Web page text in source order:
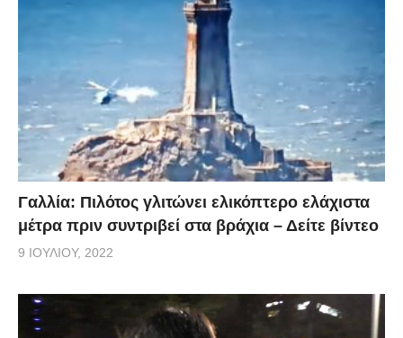
Γαλλία: Πιλότος γλιτώνει ελικόπτερο ελάχιστα
μέτρα πριν συντριβεί στα βράχια – Δείτε βίντεο
9 ΙΟΥΛΊΟΥ, 2022